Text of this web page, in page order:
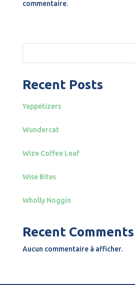
commentaire.
Recent Posts
Yappetizers
Wundercat
Wize Coffee Leaf
Wise Bites
Wholly Noggin
Recent Comments
Aucun commentaire à afficher.